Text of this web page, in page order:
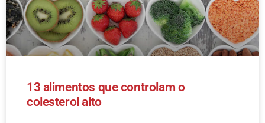
13 alimentos que controlam o
colesterol alto